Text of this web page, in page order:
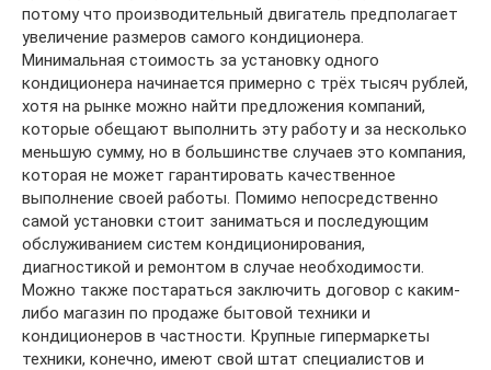
потому что производительный двигатель предполагает
увеличение размеров самого кондиционера.
Минимальная стоимость за установку одного
кондиционера начинается примерно с трёх тысяч рублей,
хотя на рынке можно найти предложения компаний,
которые обещают выполнить эту работу и за несколько
меньшую сумму, но в большинстве случаев это компания,
которая не может гарантировать качественное
выполнение своей работы. Помимо непосредственно
самой установки стоит заниматься и последующим
обслуживанием систем кондиционирования,
диагностикой и ремонтом в случае необходимости.
Можно также постараться заключить договор с каким-
либо магазин по продаже бытовой техники и
кондиционеров в частности. Крупные гипермаркеты
техники, конечно, имеют свой штат специалистов и